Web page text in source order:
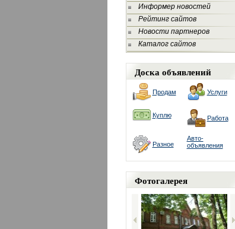
Информер новостей
Рейтинг сайтов
Новости партнеров
Каталог сайтов
Доска объявлений
Продам Услуги
Куплю Работа
Разное
Авто-
объявления
Фотогалерея